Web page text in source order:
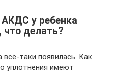
у ребенка
что делать?
таки появилась. Как
уплотнения имеют